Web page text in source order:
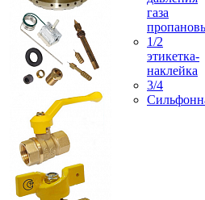
газа
1/2
этикетка-
наклейка
3/4